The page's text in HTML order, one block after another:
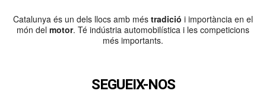
Catalunya és un dels llocs amb més tradició i importància en el
món del motor. Té indústria automobilística i les competicions
més importants.
SEGUEIX-NOS